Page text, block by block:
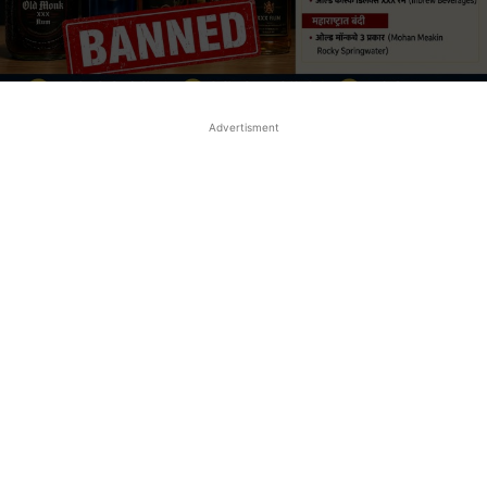
Advertisment